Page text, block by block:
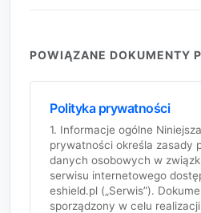
POWIĄZANE DOKUMENTY
Polityka prywatności
1. Informacje ogólne
prywatności określa zasady
danych osobowych w
serwisu internetowego
eshield.pl („Serwis”).
sporządzony w celu